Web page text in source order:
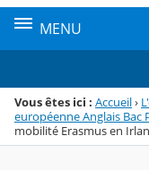
MENU
Vous êtes ici : Accueil›
européenne Anglais Bac
mobilité Erasmus en